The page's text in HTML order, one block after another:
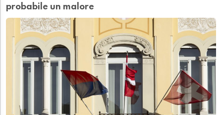
probabile un malore